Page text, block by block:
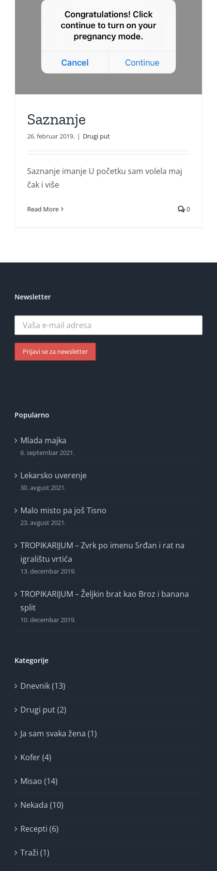
Saznanje
26. februar 2019. | Drugi put
Saznanje imanje U početku sam volela maj
čak i više
Read More 0
Newsletter
Popularno
Mlada majka
6. septembar 2021.
Lekarsko uverenje
30. avgust 2021.
Malo misto pa još Tisno
23. avgust 2021.
TROPIKARIJUM – Zvrk po imenu Srđan i rat na
igralištu vrtića
13. decembar 2019.
TROPIKARIJUM – Željkin brat kao Broz i banana
split
10. decembar 2019.
Kategorije
Dnevnik (13)
Drugi put (2)
Ja sam svaka žena (1)
Kofer (4)
Misao (14)
Nekada (10)
Recepti (6)
Traži (1)